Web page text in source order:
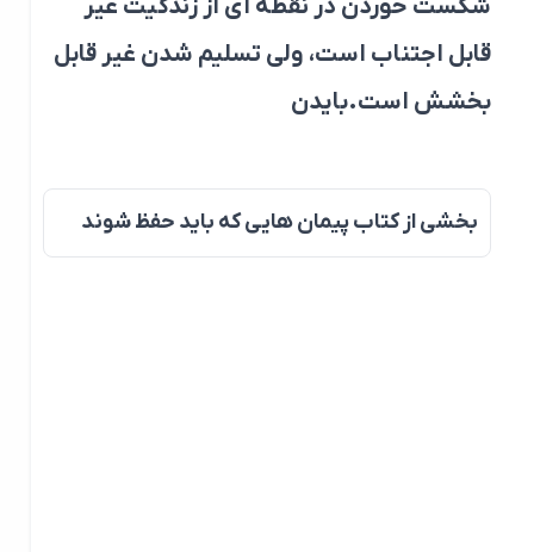
شکست خوردن در نقطه ای از زندگیت غیر
قابل اجتناب است، ولی تسلیم شدن غیر قابل
بخشش است.بایدن
بخشی از کتاب پیمان هایی که باید حفظ شوند